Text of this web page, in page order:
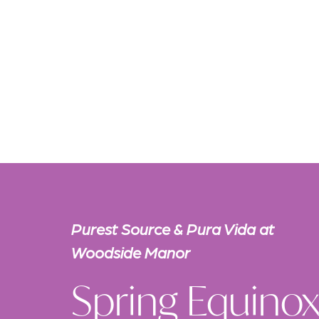
Purest Source & Pura Vida at
Woodside Manor
Spring Equinox